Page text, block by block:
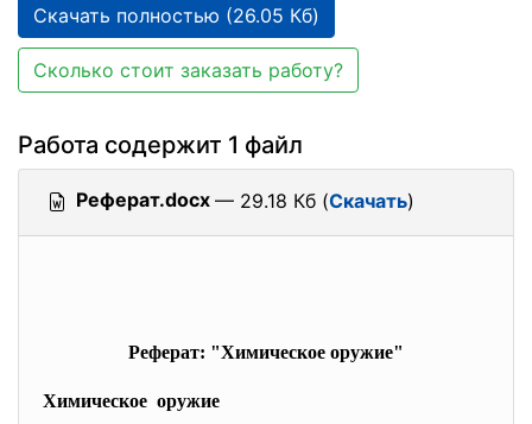
Скачать полностью (26.05 Кб)
Сколько стоит заказать работу?
Работа содержит 1 файл
Реферат.docx — 29.18 Кб (Скачать)
Реферат: "Химическое оружие"
Химическое оружие